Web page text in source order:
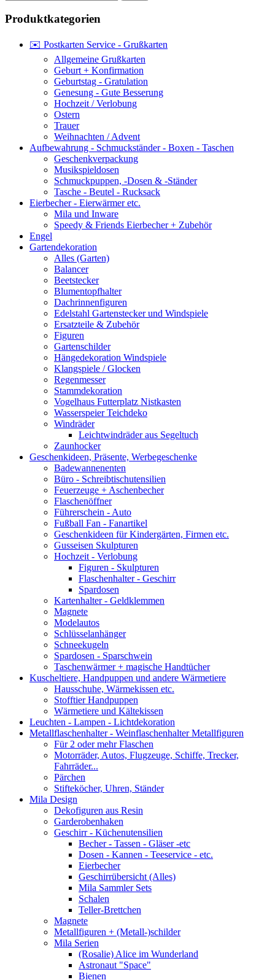
Produktkategorien
✉️ Postkarten Service - Grußkarten
Allgemeine Grußkarten
Geburt + Konfirmation
Geburtstag - Gratulation
Genesung - Gute Besserung
Hochzeit / Verlobung
Ostern
Trauer
Weihnachten / Advent
Aufbewahrung - Schmuckständer - Boxen - Taschen
Geschenkverpackung
Musikspieldosen
Schmuckpuppen, -Dosen & -Ständer
Tasche - Beutel - Rucksack
Eierbecher - Eierwärmer etc.
Mila und Inware
Speedy & Friends Eierbecher + Zubehör
Engel
Gartendekoration
Alles (Garten)
Balancer
Beetstecker
Blumentopfhalter
Dachrinnenfiguren
Edelstahl Gartenstecker und Windspiele
Ersatzteile & Zubehör
Figuren
Gartenschilder
Hängedekoration Windspiele
Klangspiele / Glocken
Regenmesser
Stammdekoration
Vogelhaus Futterplatz Nistkasten
Wasserspeier Teichdeko
Windräder
Leichtwindräder aus Segeltuch
Zaunhocker
Geschenkideen, Präsente, Werbegeschenke
Badewannenenten
Büro - Schreibtischutensilien
Feuerzeuge + Aschenbecher
Flaschenöffner
Führerschein - Auto
Fußball Fan - Fanartikel
Geschenkideen für Kindergärten, Firmen etc.
Gusseisen Skulpturen
Hochzeit - Verlobung
Figuren - Skulpturen
Flaschenhalter - Geschirr
Spardosen
Kartenhalter - Geldklemmen
Magnete
Modelautos
Schlüsselanhänger
Schneekugeln
Spardosen - Sparschwein
Taschenwärmer + magische Handtücher
Kuscheltiere, Handpuppen und andere Wärmetiere
Hausschuhe, Wärmekissen etc.
Stofftier Handpuppen
Wärmetiere und Kältekissen
Leuchten - Lampen - Lichtdekoration
Metallflaschenhalter - Weinflaschenhalter Metallfiguren
Für 2 oder mehr Flaschen
Motorräder, Autos, Flugzeuge, Schiffe, Trecker,
Fahrräder...
Pärchen
Stifteköcher, Uhren, Ständer
Mila Design
Dekofiguren aus Resin
Garderobenhaken
Geschirr - Küchenutensilien
Becher - Tassen - Gläser -etc
Dosen - Kannen - Teeservice - etc.
Eierbecher
Geschirrübersicht (Alles)
Mila Sammler Sets
Schalen
Teller-Brettchen
Magnete
Metallfiguren + (Metall-)schilder
Mila Serien
(Rosalie) Alice im Wunderland
Astronaut "Space"
Bienen